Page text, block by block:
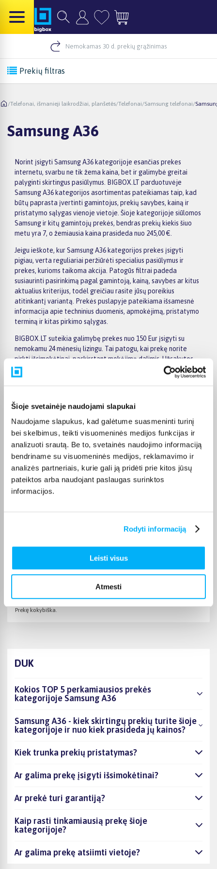
Šioje svetainėje naudojami slapukai
Naudojame slapukus, kad galėtume suasmeninti turinį
bei skelbimus, teikti visuomeninės medijos funkcijas ir
analizuoti srautą. Be to, svetainės naudojimo informaciją
bendriname su visuomeninės medijos, reklamavimo ir
analizės partneriais, kurie gali ją pridėti prie kitos jūsų
pateiktos arba naudojant paslaugas surinktos
informacijos.
Rodyti informaciją
Leisti visus
Atmesti
Nemokamas 30 d. prekių grąžinimas
Prekių filtras
/Telefonai, išmanieji laikrodžiai, planšetės/Telefonai/Samsung telefonai/
Samsung A36
Norint įsigyti Samsung A36 kategorijoje esančias prekes
internetu, svarbu ne tik žema kaina, bet ir galimybė greitai
palyginti skirtingus pasiūlymus. BIGBOX.LT parduotuvėje
Samsung A36 kategorijos asortimentas pateikiamas taip, kad
būtų paprasta įvertinti gamintojus, prekių savybes, kainą ir
pristatymo sąlygas vienoje vietoje. Šioje kategorijoje siūlomos
Samsung ir kitų gamintojų prekės, bendras prekių kiekis šiuo
metu yra 7, o žemiausia kaina prasideda nuo 245,00 €.
Jeigu ieškote, kur Samsung A36 kategorijos prekes įsigyti
pigiau, verta reguliariai peržiūrėti specialius pasiūlymus ir
prekes, kurioms taikoma akcija. Patogūs filtrai padeda
susiaurinti pasirinkimą pagal gamintoją, kainą, savybes ar kitus
aktualius kriterijus, todėl greičiau rasite jūsų poreikius
atitinkantį variantą. Prekės puslapyje pateikiama išsamesnė
informacija apie techninius duomenis, apmokėjimą, pristatymo
terminą ir kitas pirkimo sąlygas.
BIGBOX.LT suteikia galimybę prekes nuo 150 Eur įsigyti su
nemokamu 24 mėnesių lizingu. Tai patogu, kai prekę norite
pirkti išsimokėtinai, paskirstant mokėjimą dalimis. Užsakytos
prekės pristatomos visoje Lietuvoje: į paštomatus nuo 2,29 €, o
užsakymams nuo 499 € pristatymas į paštomatą nemokamas.
Sandėlyje esančios prekės įprastai pristatomos per 1–2 darbo
nurodomas jos puslapyje. Pasirinktą prekę iš Samsung A36
kategorijos galite gauti paštomatu, per kurjerį arba, jei prekė
atitinkamai pažymėta, atsiimti BIGBOX.LT biure Kaune.
Puikus kainos ir kokybės santyjis
Prekę kokybiška.
DUK
Kokios TOP 5 perkamiausios prekės
kategorijoje Samsung A36
Samsung A36 - kiek skirtingų prekių turite šioje
kategorijoje ir nuo kiek prasideda jų kainos?
Kiek trunka prekių pristatymas?
Ar galima prekę įsigyti išsimokėtinai?
Ar prekė turi garantiją?
Kaip rasti tinkamiausią prekę šioje
kategorijoje?
Ar galima prekę atsiimti vietoje?